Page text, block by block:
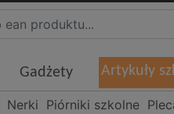
Gadżety Artykuły
Nerki Piórniki szkolne